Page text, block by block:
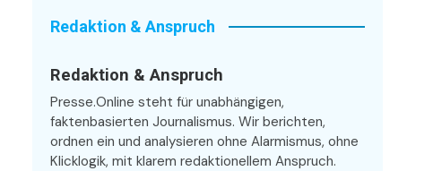
Redaktion & Anspruch
Redaktion & Anspruch
Presse.Online steht für unabhängigen,
faktenbasierten Journalismus. Wir berichten,
ordnen ein und analysieren ohne Alarmismus, ohne
Klicklogik, mit klarem redaktionellem Anspruch.